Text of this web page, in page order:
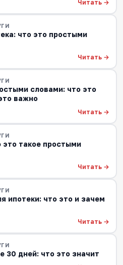
Читать →
что это простыми
Читать →
словами: что это
важно
Читать →
такое простыми
Читать →
ипотеки: что это и зачем
Читать →
30 дней: что это значит